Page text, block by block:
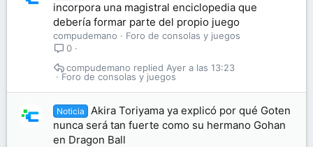
incorpora una magistral enciclopedia que
debería formar parte del propio juego
compudemano
Foro de consolas y juegos
0
Foro de consolas y juegos
Ayer a las 13:23
compudemano
Noticia
Akira Toriyama ya explicó por qué Goten
nunca será tan fuerte como su hermano Gohan
en Dragon Ball